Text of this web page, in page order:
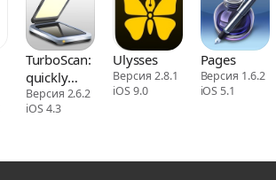
TurboScan:
quickly
scan
multipage
quality
Версия 2.6.2
iOS 4.3
Ulysses
Версия 2.8.1
iOS 9.0
Pages
Версия 1.6.2
iOS 5.1